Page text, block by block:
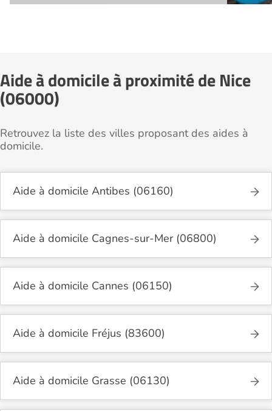
Aide à domicile à proximité de Nice
(06000)
Retrouvez la liste des villes proposant des aides à
domicile.
Aide à domicile Antibes (06160)
Aide à domicile Cagnes-sur-Mer (06800)
Aide à domicile Cannes (06150)
Aide à domicile Fréjus (83600)
Aide à domicile Grasse (06130)